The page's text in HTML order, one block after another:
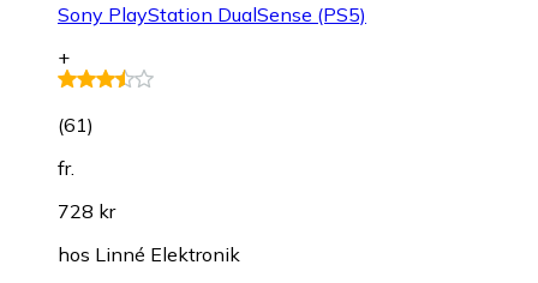
Sony PlayStation DualSense (PS5)
+
(61)
fr.
728 kr
hos Linné Elektronik